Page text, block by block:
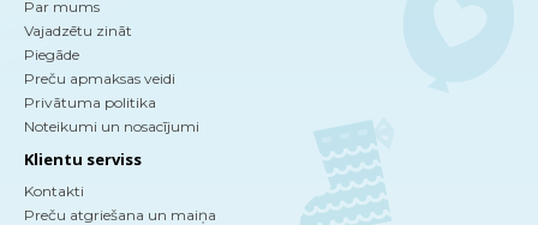
Par mums
Vajadzētu zināt
Piegāde
Preču apmaksas veidi
Privātuma politika
Noteikumi un nosacījumi
Klientu serviss
Kontakti
Preču atgriešana un maiņa